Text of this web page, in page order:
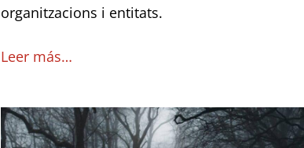
organitzacions i entitats.
Leer más…
4
rutes